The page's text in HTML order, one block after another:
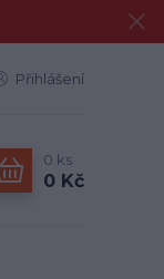
Přihlášení
0 ks
0 Kč